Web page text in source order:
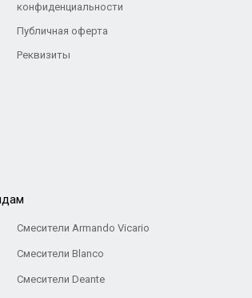
конфиденциальности
Публичная оферта
Реквизиты
Смесители Armando Vicario
Смесители Blanco
Смесители Deante